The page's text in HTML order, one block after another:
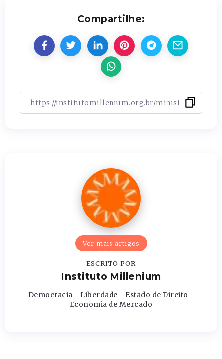
Compartilhe:
Ver mais artigos
ESCRITO POR
Instituto Millenium
Democracia - Liberdade - Estado de Direito -
Economia de Mercado